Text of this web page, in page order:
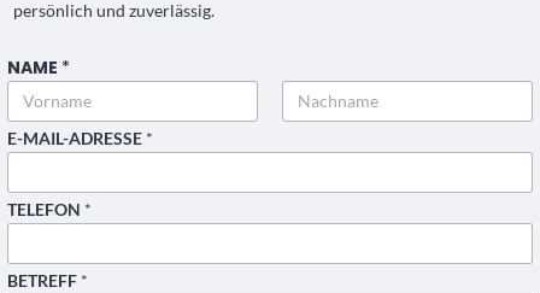
persönlich und zuverlässig.
*
N
C
H
C
H
*
NAME *
Vorname
E-MAIL-ADRESSE *
TELEFON *
BETREFF *